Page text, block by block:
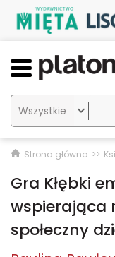

Strona główna
Gra Kłębki
wspierająca
społeczny